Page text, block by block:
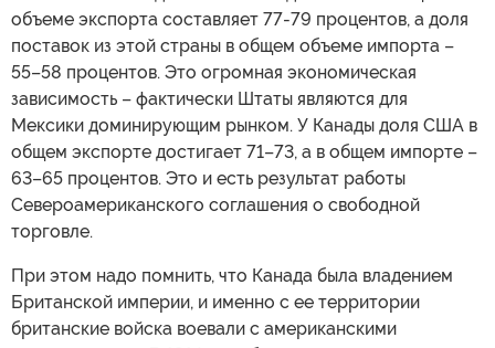
объеме экспорта составляет 77-79 процентов, а доля
поставок из этой страны в общем объеме импорта –
55–58 процентов. Это огромная экономическая
зависимость – фактически Штаты являются для
Мексики доминирующим рынком. У Канады доля США в
общем экспорте достигает 71–73, а в общем импорте –
63–65 процентов. Это и есть результат работы
Североамериканского соглашения о свободной
торговле.
При этом надо помнить, что Канада была владением
Британской империи, и именно с ее территории
британские войска воевали с американскими